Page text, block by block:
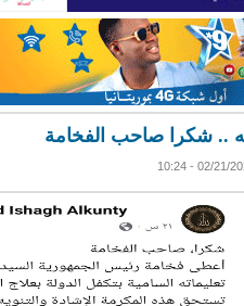
.. شكرا صاحب الفخامة